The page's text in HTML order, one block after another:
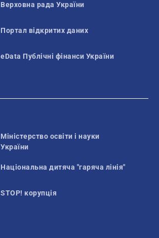
Верховна рада України
Портал відкритих даних
eData Публічні фінанси України
Міністерство освіти і науки
України
Національна дитяча "гаряча лінія"
STOP! корупція